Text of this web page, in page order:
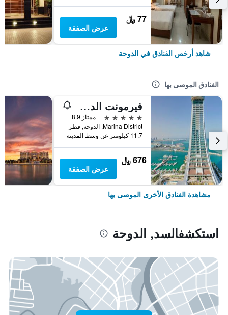
77 ﷼
عرض الصفقة
شاهد أرخص الفنادق في الدوحة
الفنادق الموصى بها
فيرمونت الدوحة
5 نجوم
ممتاز 8.9
Marina District, الدوحة, قطر
11.7 كيلومتر عن وسط المدينة
676 ﷼
عرض الصفقة
مشاهدة الفنادق الأخرى الموصى بها
استكشفالسد, الدوحة